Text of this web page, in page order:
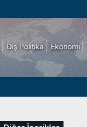
Dış Politika Ekonomi